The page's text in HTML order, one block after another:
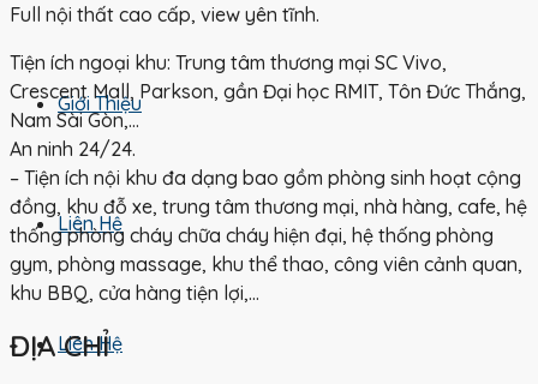
Giới Thiệu
Liên Hệ
Liên Hệ
Full nội thất cao cấp, view yên tĩnh.
Tiện ích ngoại khu: Trung tâm thương mại SC Vivo,
Crescent Mall, Parkson, gần Đại học RMIT, Tôn Đức Thắng,
Nam Sài Gòn,…
An ninh 24/24.
– Tiện ích nội khu đa dạng bao gồm phòng sinh hoạt cộng
đồng, khu đỗ xe, trung tâm thương mại, nhà hàng, cafe, hệ
thống phòng cháy chữa cháy hiện đại, hệ thống phòng
gym, phòng massage, khu thể thao, công viên cảnh quan,
khu BBQ, cửa hàng tiện lợi,…
ĐỊA CHỈ